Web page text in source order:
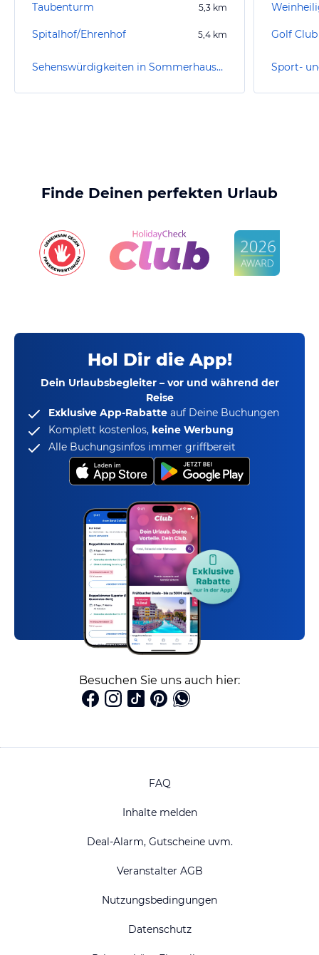
Taubenturm 5,3 km
Spitalhof/Ehrenhof 5,4 km
Sehenswürdigkeiten in Sommerhausen
Golf
Finde Deinen perfekten Urlaub
Hol Dir die App!
Dein Urlaubsbegleiter – vor und während der
Reise
Exklusive App-Rabatte auf Deine Buchungen
Komplett kostenlos, keine Werbung
Alle Buchungsinfos immer griffbereit
Besuchen Sie uns auch hier:
FAQ
Inhalte melden
Deal-Alarm, Gutscheine uvm.
Veranstalter AGB
Nutzungsbedingungen
Datenschutz